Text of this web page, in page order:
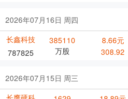
2026年07月16日 周四
长鑫科技
787825
385110
万股
8.66元
308.92
2026年07月15日 周三